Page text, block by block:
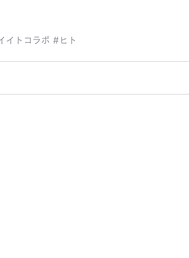
イトコラボ #ヒト